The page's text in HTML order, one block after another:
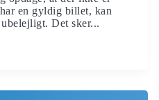
en gyldig billet, kan
Det sker...